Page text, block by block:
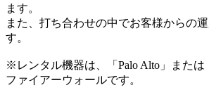
ます。
また、打ち合わせの中でお客様からの
す。
※レンタル機器は、「Palo Alto」または
ファイアーウォールです。